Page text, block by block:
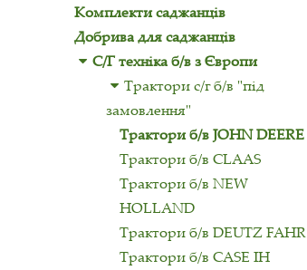
Комплекти саджанців
Добрива для саджанців
С/Г техніка б/в з Європи
Трактори с/г б/в "під
замовлення"
Трактори б/в JOHN DEERE
Трактори б/в CLAAS
Трактори б/в NEW
HOLLAND
Трактори б/в DEUTZ FAHR
Трактори б/в CASE IH